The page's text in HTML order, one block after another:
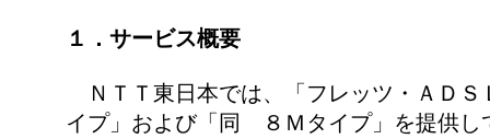
１．サービス概要
ＮＴＴ東日本では、「フレッツ・ＡＤＳ
イプ」および「同 ８Ｍタイプ」を提供し